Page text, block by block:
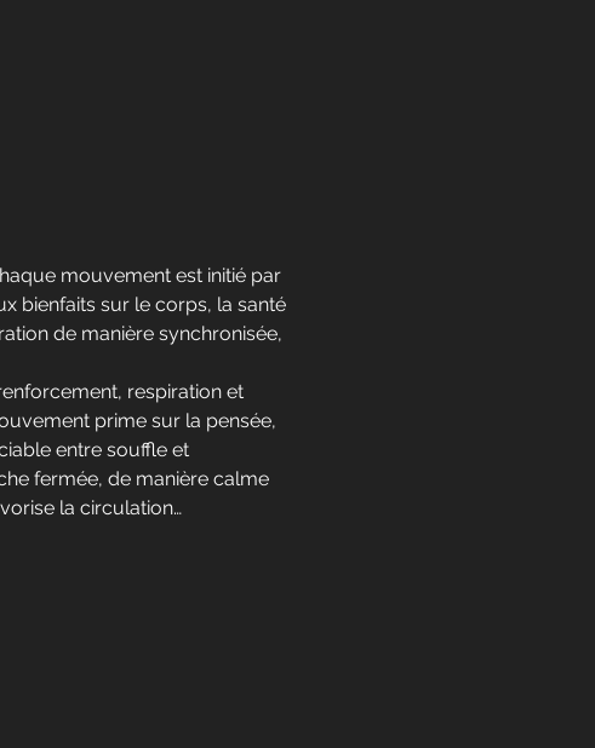
mouvement est initié par
bienfaits sur le corps, la santé
de manière synchronisée,
respiration et
prime sur la pensée,
entre souffle et
fermée, de manière calme
la circulation…